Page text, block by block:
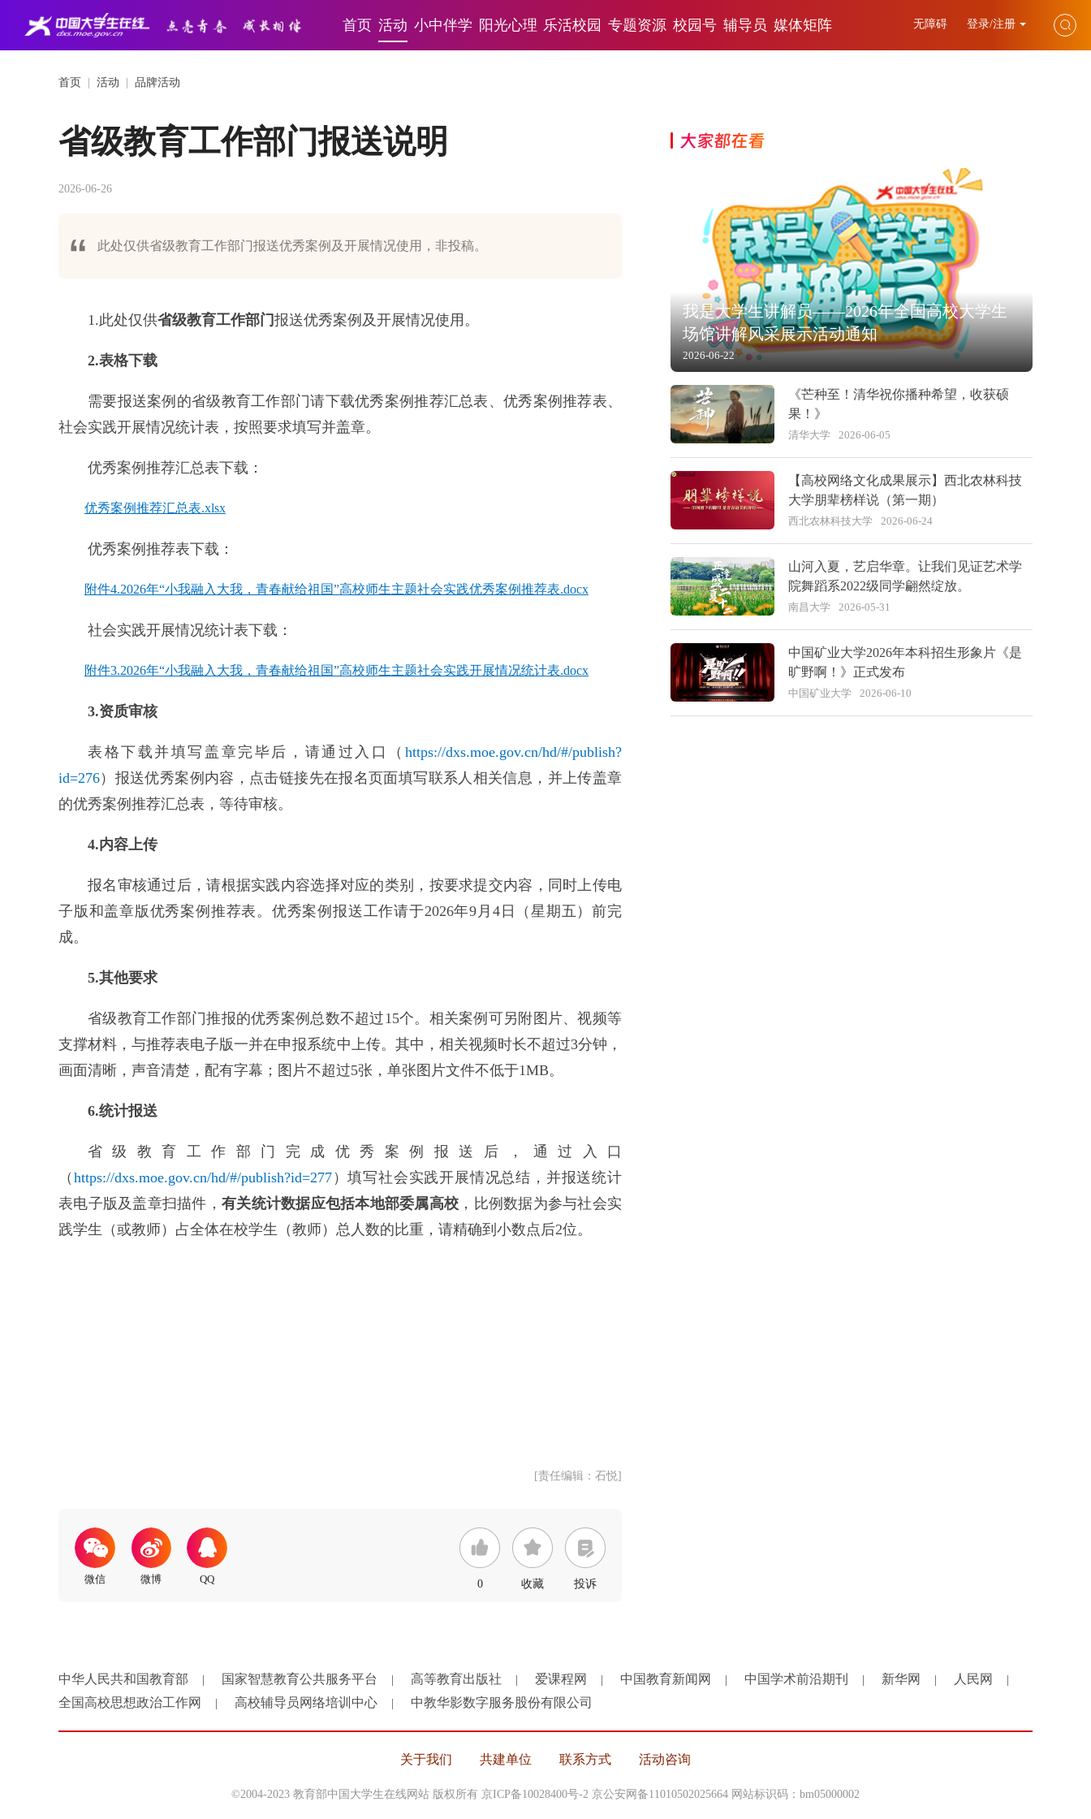
首页 活动 小中伴学 阳光心理 乐活校园 专题资源 校园号 辅导员 媒体矩阵 无障碍 登录/注册
首页 活动 品牌活动
省级教育工作部门报送说明
2026-06-26
此处仅供省级教育工作部门报送优秀案例及开展情况使用，非投稿。
1.此处仅供省级教育工作部门报送优秀案例及开展情况使用。
2.表格下载
需要报送案例的省级教育工作部门请下载优秀案例推荐汇总表、优秀案例推荐表、
社会实践开展情况统计表，按照要求填写并盖章。
优秀案例推荐汇总表下载：
优秀案例推荐汇总表.xlsx
优秀案例推荐表下载：
附件4.2026年“小我融入大我，青春献给祖国”高校师生主题社会实践优秀案例推荐表.docx
社会实践开展情况统计表下载：
附件3.2026年“小我融入大我，青春献给祖国”高校师生主题社会实践开展情况统计表.docx
3.资质审核
表格下载并填写盖章完毕后，请通过入口（ https://dxs.moe.gov.cn/hd/#/publish?
id=276）报送优秀案例内容，点击链接先在报名页面填写联系人相关信息，并上传盖章
的优秀案例推荐汇总表，等待审核。
4.内容上传
报名审核通过后，请根据实践内容选择对应的类别，按要求提交内容，同时上传电
子版和盖章版优秀案例推荐表。优秀案例报送工作请于2026年9月4日（星期五）前完
成。
5.其他要求
省级教育工作部门推报的优秀案例总数不超过15个。相关案例可另附图片、视频等
支撑材料，与推荐表电子版一并在申报系统中上传。其中，相关视频时长不超过3分钟，
画面清晰，声音清楚，配有字幕；图片不超过5张，单张图片文件不低于1MB。
6.统计报送
省级教育工作部门完成优秀案例报送后，通过入口
（ https://dxs.moe.gov.cn/hd/#/publish?id=277）填写社会实践开展情况总结，并报送统计
表电子版及盖章扫描件， 有关统计数据应包括本地部委属高校 ，比例数据为参与社会实
践学生（或教师）占全体在校学生（教师）总人数的比重，请精确到小数点后2位。
[责任编辑：石悦]
0 收藏 投诉
大家都在看
我是大学生讲解员——2026年全国高校大学生
场馆讲解风采展示活动通知
2026-06-22
《芒种至！清华祝你播种希望，收获硕
果！》
清华大学 2026-06-05
【高校网络文化成果展示】西北农林科技
大学朋辈榜样说（第一期）
西北农林科技大学 2026-06-24
山河入夏，艺启华章。让我们见证艺术学
院舞蹈系2022级同学翩然绽放。
南昌大学 2026-05-31
中国矿业大学2026年本科招生形象片《是
旷野啊！》正式发布
中国矿业大学 2026-06-10
中华人民共和国教育部 国家智慧教育公共服务平台 高等教育出版社 爱课程网 中国教育新闻网 中国学术前沿期刊 新华网 人民网
全国高校思想政治工作网 高校辅导员网络培训中心 中教华影数字服务股份有限公司
关于我们 共建单位 联系方式 活动咨询
©2004-2023 教育部中国大学生在线网站 版权所有 京ICP备10028400号-2 京公安网备11010502025664 网站标识码：bm05000002